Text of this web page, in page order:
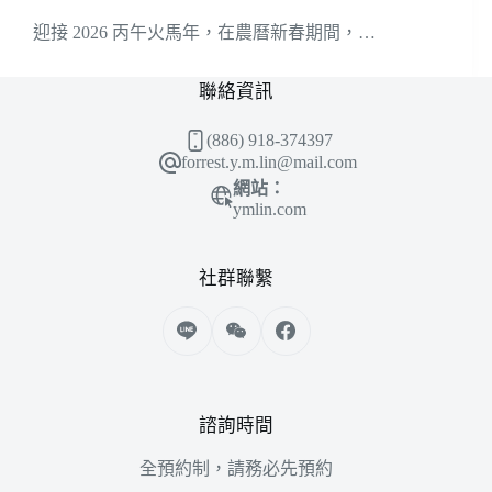
迎接 2026 丙午火馬年，在農曆新春期間，…
聯絡資訊
(886) 918-374397
forrest.y.m.lin@mail.com
網站：
ymlin.com
社群聯繫
諮詢時間
全預約制，請務必先預約